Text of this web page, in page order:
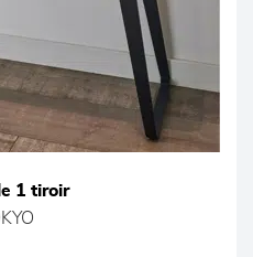
1 tiroir